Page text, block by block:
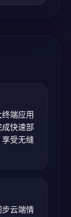
端应用
快速部
受无缝
云端情